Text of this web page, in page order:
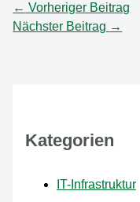
← Vorheriger Beitrag
Nächster Beitrag →
Kategorien
IT-Infrastruktur